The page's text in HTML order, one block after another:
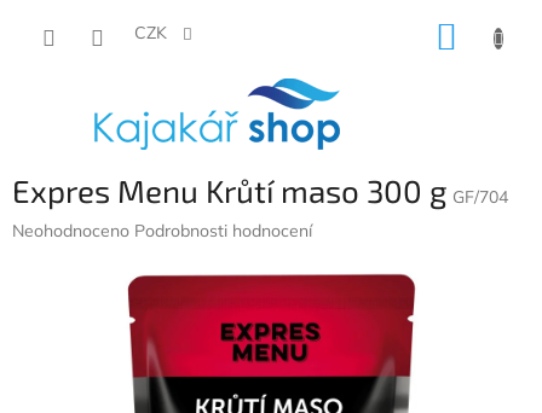
CZK
Expres Menu Krůtí maso 300 g GF/704
Průměrné
Neohodnoceno Podrobnosti hodnocení